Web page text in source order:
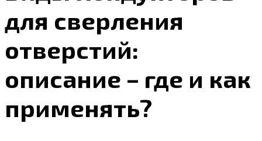
для сверления
отверстий:
описание – где и как
применять?